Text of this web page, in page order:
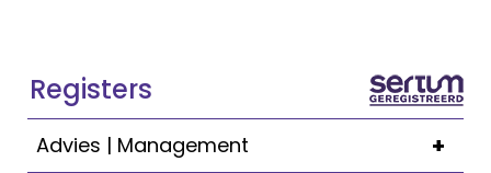
Registers
+
Advies | Management